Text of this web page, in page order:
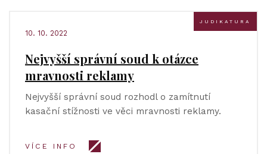
JUDIKATURA
10. 10. 2022
Nejvyšší správní soud k otázce
mravnosti reklamy
Nejvyšší správní soud rozhodl o zamítnutí
kasační stížnosti ve věci mravnosti reklamy.
VÍCE INFO